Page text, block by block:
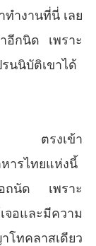
ทำงานที่นี่ เลย
อีกนิด เพราะ
รนนิบัติเขาได้
ดง ตรงเข้า
ารไทยแห่งนี้
อถนัด เพราะ
อและมีความ
โทคลาสเดียว